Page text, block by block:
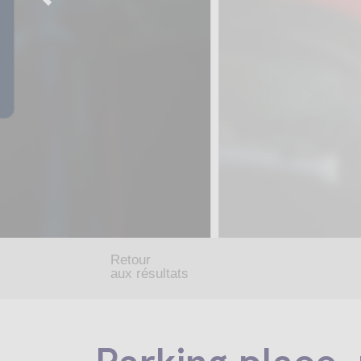
Retour
aux résultats